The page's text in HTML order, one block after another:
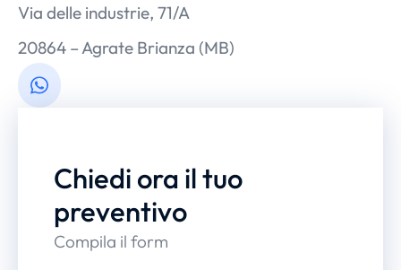
Via delle industrie, 71/A
20864 – Agrate Brianza (MB)
Chiedi ora il tuo
preventivo
Compila il form